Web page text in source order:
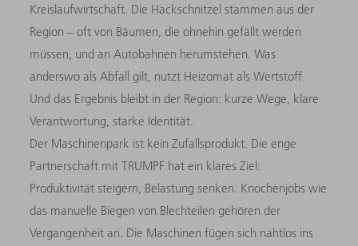
Kreislaufwirtschaft. Die Hackschnitzel stammen aus der
Region – oft von Bäumen, die ohnehin gefällt werden
müssen, und an Autobahnen herumstehen. Was
anderswo als Abfall gilt, nutzt Heizomat als Wertstoff.
Und das Ergebnis bleibt in der Region: kurze Wege, klare
Verantwortung, starke Identität.
Der Maschinenpark ist kein Zufallsprodukt. Die enge
Partnerschaft mit TRUMPF hat ein klares Ziel:
Produktivität steigern, Belastung senken. Knochenjobs wie
das manuelle Biegen von Blechteilen gehören der
Vergangenheit an. Die Maschinen fügen sich nahtlos ins